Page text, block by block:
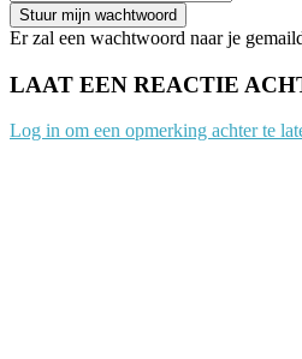
Er zal een wachtwoord naar je
LAAT EEN REACTIE
Log in om een opmerking achter te